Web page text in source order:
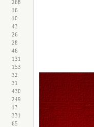
268
16
10
43
26
28
46
131
153
32
31
430
249
13
331
65